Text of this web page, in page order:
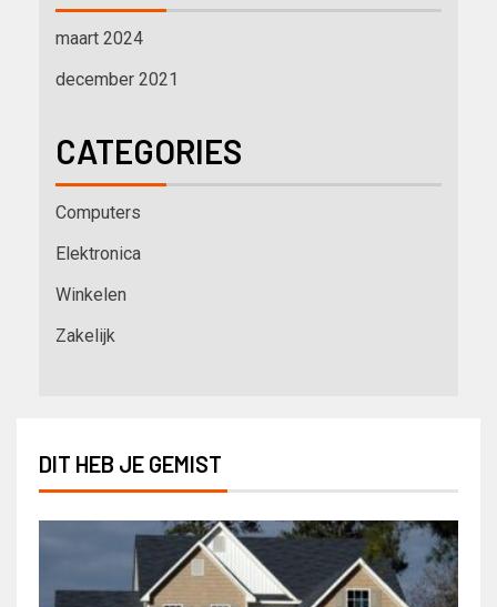
maart 2024
december 2021
CATEGORIES
Computers
Elektronica
Winkelen
Zakelijk
DIT HEB JE GEMIST